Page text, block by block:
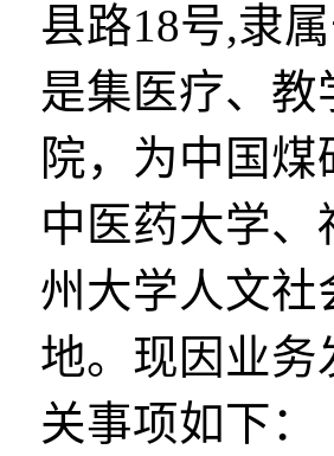
县路18号,隶
是集医疗、
院， 为中国煤
中医药大学、
州大学人文社
地。 现 因业
关事项如下：